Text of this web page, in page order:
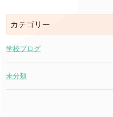
カテゴリー
学校ブログ
未分類